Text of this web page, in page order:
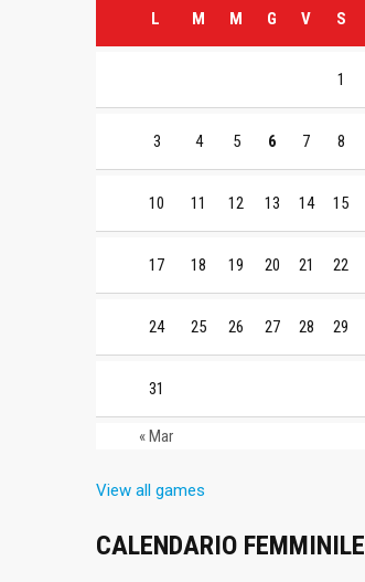
L M M G V S
« Mar
1
3 4 5 6 7 8
10 11 12 13 14 15
17 18 19 20 21 22
24 25 26 27 28 29
31
View all games
CALENDARIO FEMMINILE